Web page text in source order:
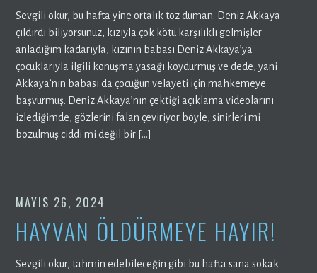
Sevgili okur, bu hafta yine ortalık toz duman. Deniz Akkaya
çıldırdı biliyorsunuz, kızıyla çok kötü karşılıklı gelmişler
anladığım kadarıyla, kızının babası Deniz Akkaya’ya
çocuklarıyla ilgili konuşma yasağı koydurmuş ve dede, yani
Akkaya’nın babası da çocuğun velayeti için mahkemeye
başvurmuş. Deniz Akkaya’nın çektiği açıklama videolarını
izlediğimde, gözlerini falan çeviriyor böyle, sinirleri mi
bozulmuş ciddi mi değil bir […]
MAYIS 26, 2024
HAYVAN ÖLDÜRMEYE HAYIR!
Sevgili okur, tahmin edebileceğin gibi bu hafta sana sokak